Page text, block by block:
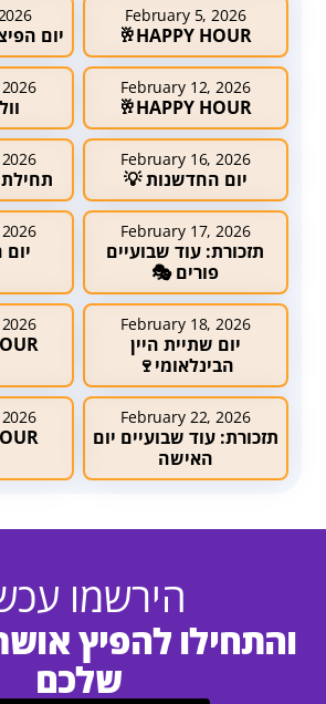
February 5, 2026
HAPPY HOUR🥂 יום
February 12, 2026
HAPPY HOUR🥂
February 16, 2026
יום החדשנות 💡
February 17, 2026
תזכורת: עוד שבועיים
פורים 🎭
February 18, 2026
יום שתיית היין
הבינלאומי🍷
February 22, 2026
תזכורת: עוד שבועיים יום
האישה
הירשמו
והתחילו להפיץ
שלכם